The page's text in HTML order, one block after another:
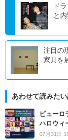
ド
と
注目の
家具を
あわせて読みた
ピューロ
ハロウィ
07月31日